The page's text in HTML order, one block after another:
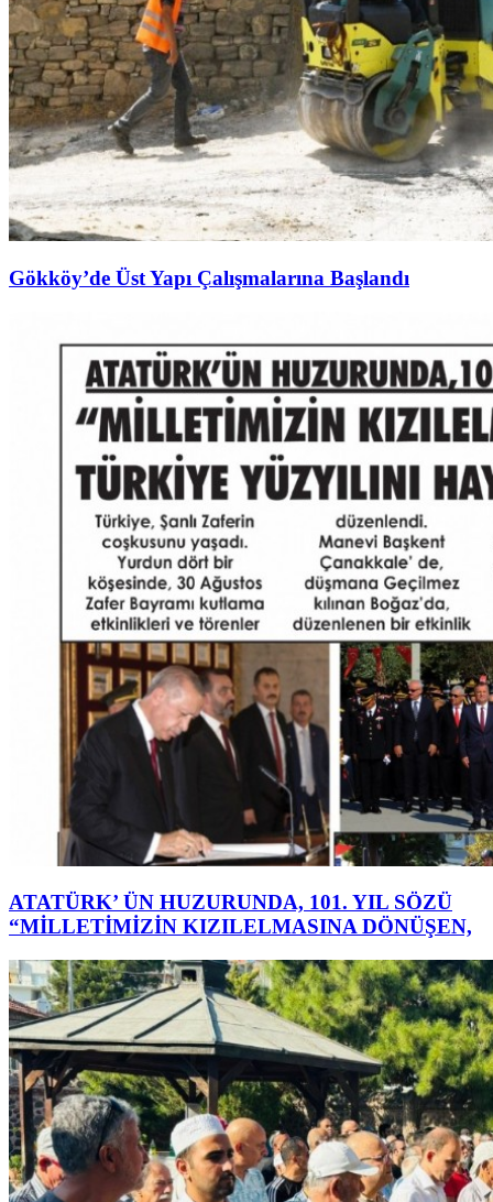
Gökköy’de Üst Yapı Çalışmalarına Başlandı
ATATÜRK’ ÜN HUZURUNDA, 101. YIL SÖZÜ
“MİLLETİMİZİN KIZILELMASINA DÖNÜŞEN,